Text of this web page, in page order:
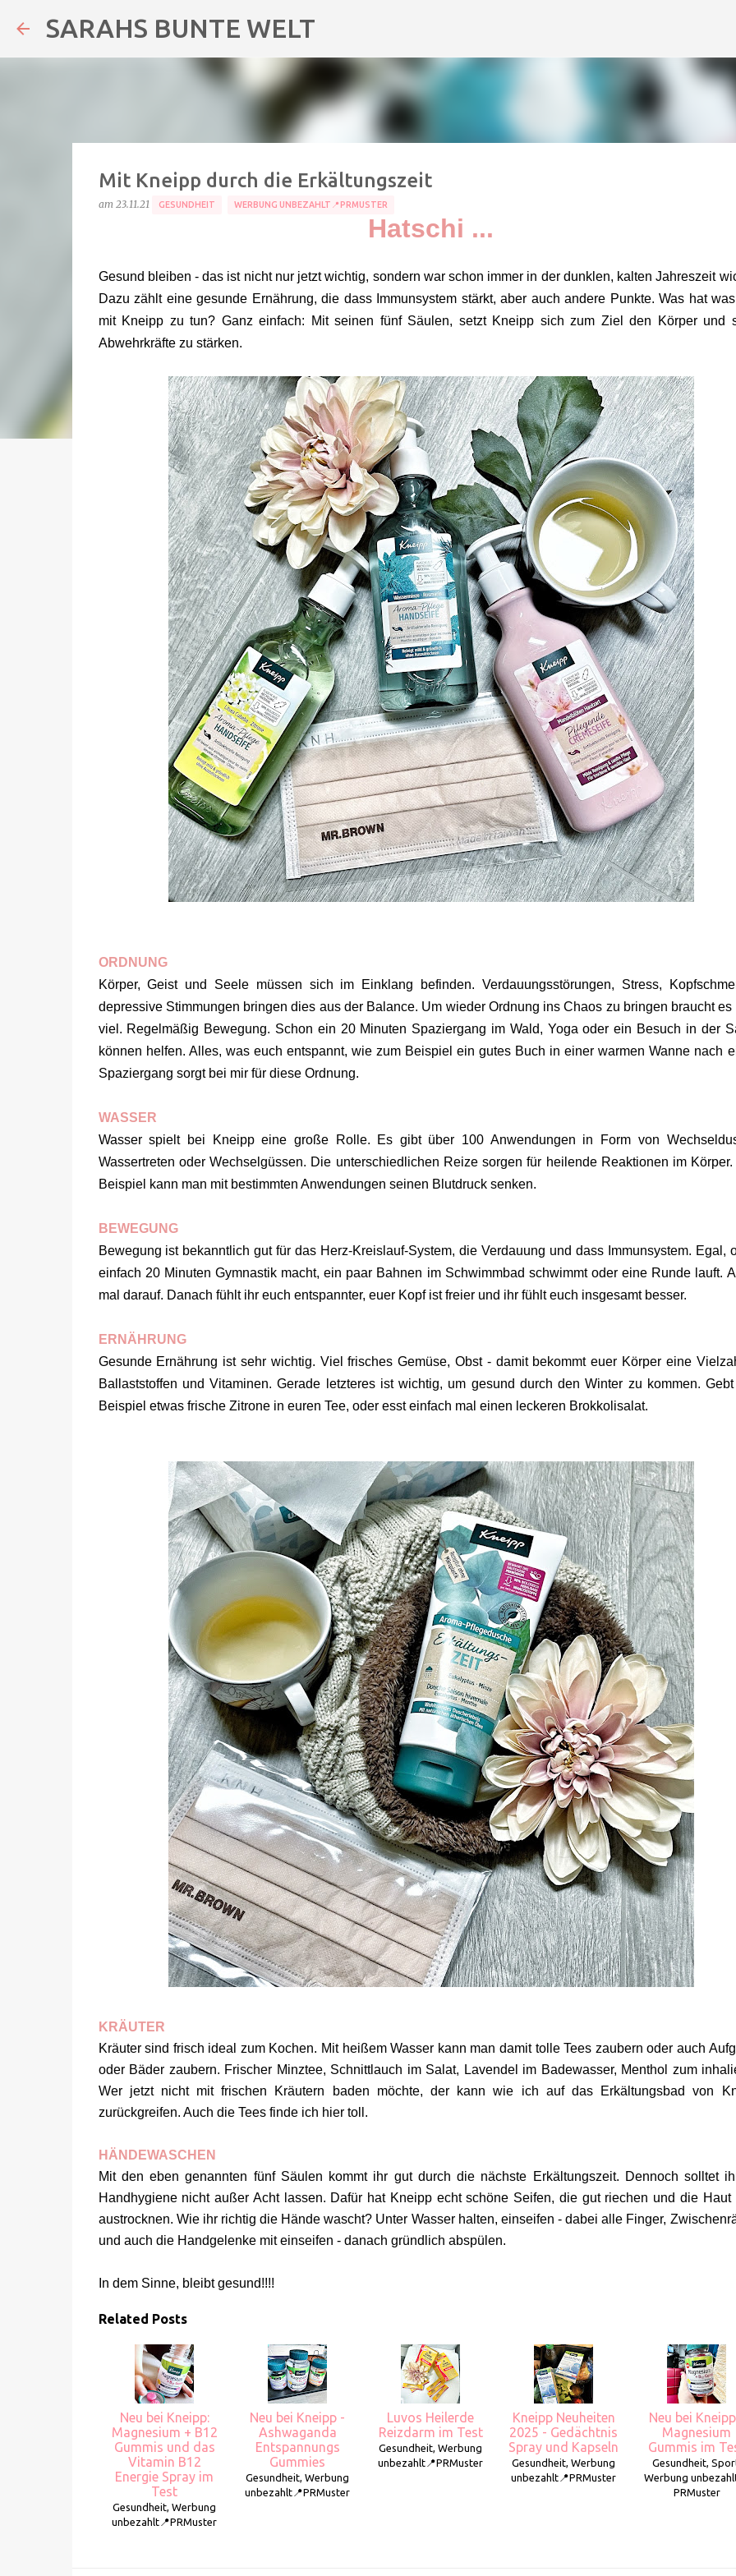
SARAHS BUNTE WELT
Mit Kneipp durch die Erkältungszeit
am 23.11.21 GESUNDHEIT WERBUNG UNBEZAHLT📍PRMUSTER
Hatschi ...
Gesund bleiben - das ist nicht nur jetzt wichtig, sondern war schon immer in der dunklen, kalten Jahreszeit
Dazu zählt eine gesunde Ernährung, die dass Immunsystem stärkt, aber auch andere Punkte. Was hat
mit Kneipp zu tun? Ganz einfach: Mit seinen fünf Säulen, setzt Kneipp sich zum Ziel den Körper und
Abwehrkräfte zu stärken.
ORDNUNG
Körper, Geist und Seele müssen sich im Einklang befinden. Verdauungsstörungen, Stress,
depressive Stimmungen bringen dies aus der Balance. Um wieder Ordnung ins Chaos zu bringen braucht es
viel. Regelmäßig Bewegung. Schon ein 20 Minuten Spaziergang im Wald, Yoga oder ein Besuch in der
können helfen. Alles, was euch entspannt, wie zum Beispiel ein gutes Buch in einer warmen Wanne nach
Spaziergang sorgt bei mir für diese Ordnung.
WASSER
Wasser spielt bei Kneipp eine große Rolle. Es gibt über 100 Anwendungen in Form von
Wassertreten oder Wechselgüssen. Die unterschiedlichen Reize sorgen für heilende Reaktionen im Körper.
Beispiel kann man mit bestimmten Anwendungen seinen Blutdruck senken.
BEWEGUNG
Bewegung ist bekanntlich gut für das Herz-Kreislauf-System, die Verdauung und dass Immunsystem. Egal,
einfach 20 Minuten Gymnastik macht, ein paar Bahnen im Schwimmbad schwimmt oder eine Runde lauft.
mal darauf. Danach fühlt ihr euch entspannter, euer Kopf ist freier und ihr fühlt euch insgesamt besser.
ERNÄHRUNG
Gesunde Ernährung ist sehr wichtig. Viel frisches Gemüse, Obst - damit bekommt euer Körper eine
Ballaststoffen und Vitaminen. Gerade letzteres ist wichtig, um gesund durch den Winter zu kommen.
Beispiel etwas frische Zitrone in euren Tee, oder esst einfach mal einen leckeren Brokkolisalat.
KRÄUTER
Kräuter sind frisch ideal zum Kochen. Mit heißem Wasser kann man damit tolle Tees zaubern oder auch
oder Bäder zaubern. Frischer Minztee, Schnittlauch im Salat, Lavendel im Badewasser, Menthol zum
Wer jetzt nicht mit frischen Kräutern baden möchte, der kann wie ich auf das Erkältungsbad von
zurückgreifen. Auch die Tees finde ich hier toll.
HÄNDEWASCHEN
Mit den eben genannten fünf Säulen kommt ihr gut durch die nächste Erkältungszeit. Dennoch solltet
Handhygiene nicht außer Acht lassen. Dafür hat Kneipp echt schöne Seifen, die gut riechen und die Haut
austrocknen. Wie ihr richtig die Hände wascht? Unter Wasser halten, einseifen - dabei alle Finger,
und auch die Handgelenke mit einseifen - danach gründlich abspülen.
In dem Sinne, bleibt gesund!!!!
Related Posts
Neu bei Kneipp:
Magnesium + B12
Gummis und das
Vitamin B12
Energie Spray im
Test
Gesundheit, Werbung
unbezahlt📍PRMuster
Neu bei Kneipp -
Ashwaganda
Entspannungs
Gummies
Gesundheit, Werbung
unbezahlt📍PRMuster
Luvos Heilerde
Reizdarm im Test
Gesundheit, Werbung
unbezahlt📍PRMuster
Kneipp Neuheiten
2025 - Gedächtnis
Spray und Kapseln
Gesundheit, Werbung
unbezahlt📍PRMuster
Neu bei
Magnesium
Gummis im
Gesundheit,
Werbung
PRMuster